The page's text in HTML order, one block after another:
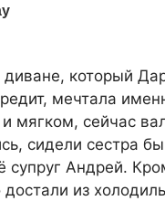
который
мечтала
мягком, сейчас
сидели сестра
супруг Андрей.
из